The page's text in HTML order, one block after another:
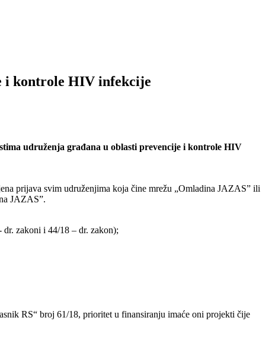
i kontrole HIV infekcije
udruženja građana u oblasti prevencije i kontrole HIV
prijava svim udruženjima koja čine mrežu „Omladina JAZAS” ili
JAZAS”.
zakoni i 44/18 – dr. zakon);
RS“ broj 61/18, prioritet u finansiranju imaće oni projekti čije